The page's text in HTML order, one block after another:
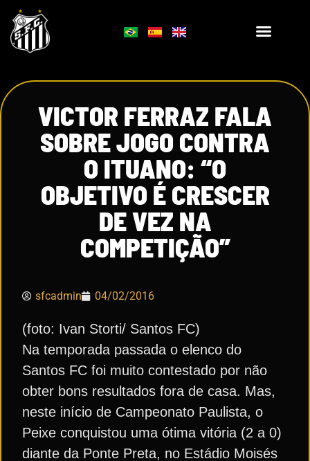
VICTOR FERRAZ FALA
SOBRE JOGO CONTRA
O ITUANO: “O
OBJETIVO É CRESCER
DE VEZ NA
COMPETIÇÃO”
sfcadmin 04/02/2016
(foto: Ivan Storti/ Santos FC)
Na temporada passada o elenco do
Santos FC foi muito contestado por não
obter bons resultados fora de casa. Mas,
neste início de Campeonato Paulista, o
Peixe conquistou uma ótima vitória (2 a 0)
diante da Ponte Preta, no Estádio Moisés